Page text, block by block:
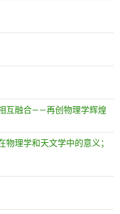
互融合——再创物理学辉煌
理学和天文学中的意义；